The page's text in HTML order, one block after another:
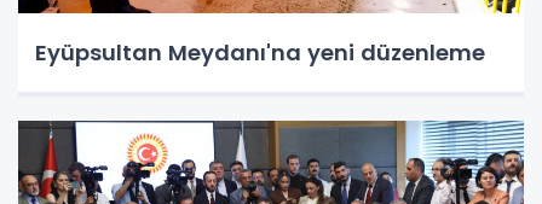
Eyüpsultan Meydanı'na yeni düzenleme